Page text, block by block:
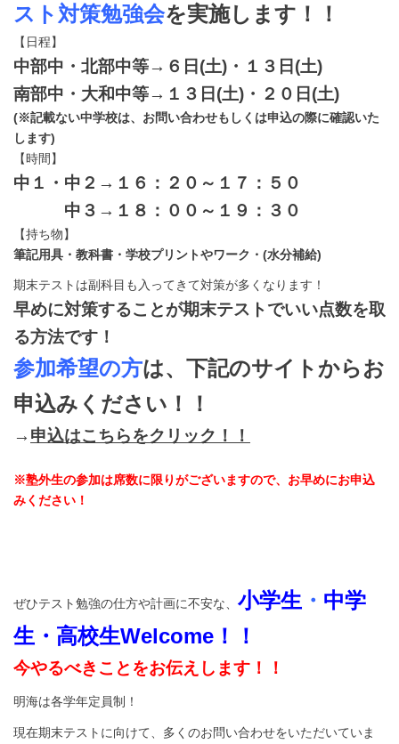
スト対策勉強会を実施します！！
【日程】
中部中・北部中等→６日(土)・１３日(土)
南部中・大和中等→１３日(土)・２０日(土)
(※記載ない中学校は、お問い合わせもしくは申込の際に確認いた
します)
【時間】
中１・中２→１６：２０～１７：５０
中３→１８：００～１９：３０
【持ち物】
筆記用具・教科書・学校プリントやワーク・(水分補給)
期末テストは副科目も入ってきて対策が多くなります！
早めに対策することが期末テストでいい点数を取
る方法です！
参加希望の方は、下記のサイトからお
申込みください！！
→ 申込はこちらをクリック！！
※塾外生の参加は席数に限りがございますので、お早めにお申込
みください！
ぜひテスト勉強の仕方や計画に不安な、 小学生 ・ 中学
生・高校生Welcome！！
今やるべきことをお伝えします！！
明海は各学年定員制！
現在期末テストに向けて、多くのお問い合わせをいただいていま